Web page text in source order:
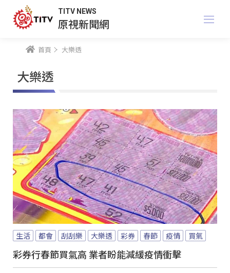
TITV NEWS
原視新聞網
首頁 大樂透
大樂透
生活 都會 刮刮樂 大樂透 彩券 春節 疫情 買氣
彩券行春節買氣高 業者盼能減緩疫情衝擊